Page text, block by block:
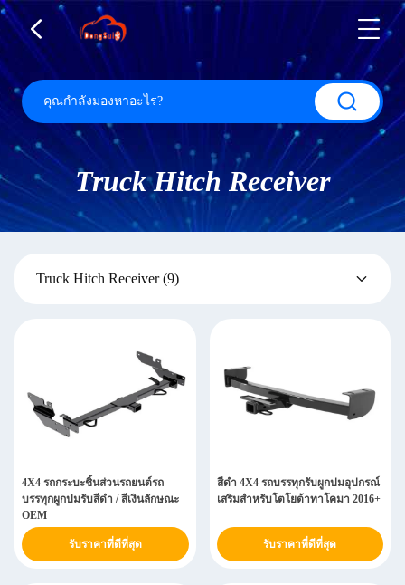
Truck Hitch Receiver
Truck Hitch Receiver(9)
4X4 รถกระบะชิ้นส่วนรถยนต์รถ
บรรทุกผูกปมรับสีดำ / สีเงินลักษณะ
OEM
รับราคาที่ดีที่สุด
สีดำ 4X4 รถบรรทุกรับผูกปมอุปกรณ์
เสริมสำหรับโตโยต้าทาโคมา 2016+
รับราคาที่ดีที่สุด